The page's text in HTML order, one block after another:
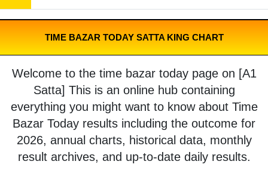
TIME BAZAR TODAY SATTA KING CHART
Welcome to the time bazar today page on [A1
Satta] This is an online hub containing
everything you might want to know about Time
Bazar Today results including the outcome for
2026, annual charts, historical data, monthly
result archives, and up-to-date daily results.